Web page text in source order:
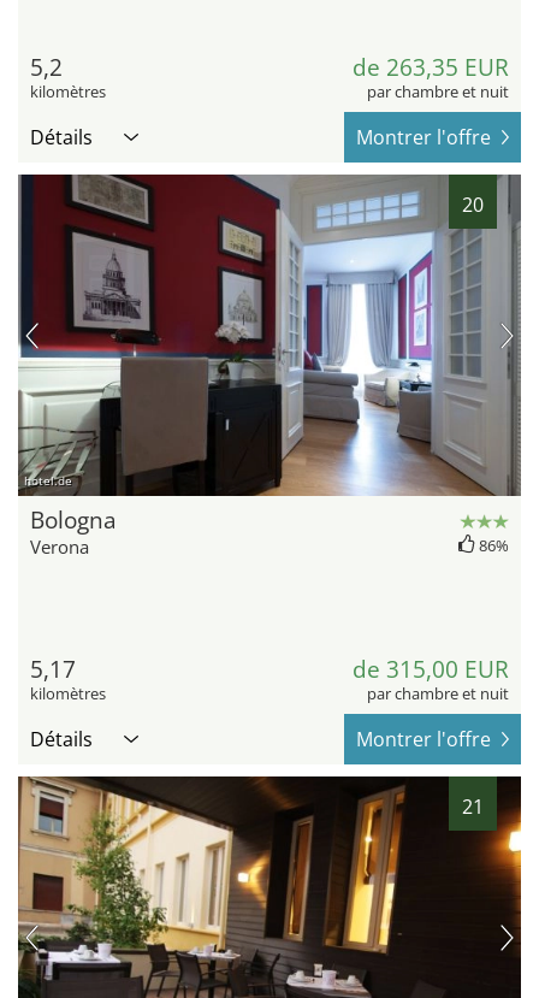
5,2
kilomètres
de 263,35 EUR
par chambre et nuit
Détails Montrer l'offre
20
hotel.de
Bologna
Verona 86%
5,17
kilomètres
de 315,00 EUR
par chambre et nuit
Détails Montrer l'offre
21